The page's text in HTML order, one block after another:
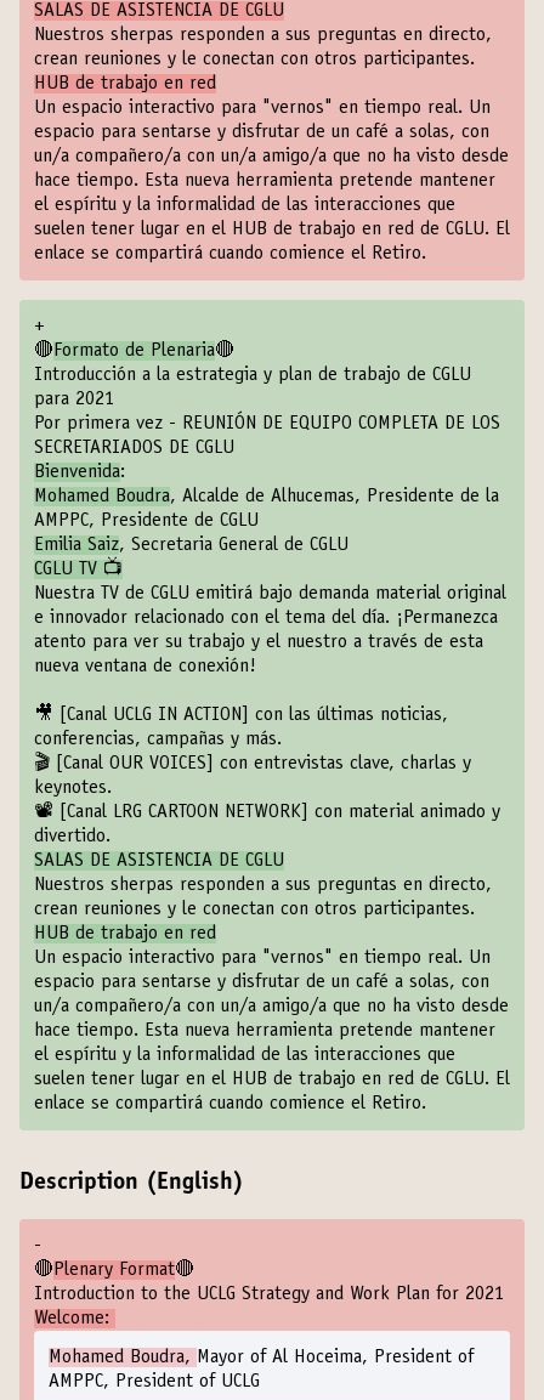
SALAS DE ASISTENCIA DE CGLU
Nuestros sherpas responden a sus preguntas en directo,
crean reuniones y le conectan con otros participantes.
HUB de trabajo en red
Un espacio interactivo para "vernos" en tiempo real. Un
espacio para sentarse y disfrutar de un café a solas, con
un/a compañero/a con un/a amigo/a que no ha visto desde
hace tiempo. Esta nueva herramienta pretende mantener
el espíritu y la informalidad de las interacciones que
suelen tener lugar en el HUB de trabajo en red de CGLU. El
enlace se compartirá cuando comience el Retiro.
+
🔴 Formato de Plenaria🔴
Introducción a la estrategia y plan de trabajo de CGLU
para 2021
Por primera vez - REUNIÓN DE EQUIPO COMPLETA DE LOS
SECRETARIADOS DE CGLU
Bienvenida:
Mohamed Boudra, Alcalde de Alhucemas, Presidente de la
AMPPC, Presidente de CGLU
Emilia Saiz, Secretaria General de CGLU
CGLU TV 📺
Nuestra TV de CGLU emitirá bajo demanda material original
e innovador relacionado con el tema del día. ¡Permanezca
atento para ver su trabajo y el nuestro a través de esta
nueva ventana de conexión!
🎥 [Canal UCLG IN ACTION]
con las últimas noticias,
conferencias, campañas y más.
🎬
[Canal OUR VOICES]
con entrevistas clave, charlas y
keynotes.
📽️
[Canal LRG CARTOON NETWORK]
con material animado y
divertido.
SALAS DE ASISTENCIA DE CGLU
Nuestros sherpas responden a sus preguntas en directo,
crean reuniones y le conectan con otros participantes.
HUB de trabajo en red
Un espacio interactivo para "vernos" en tiempo real. Un
espacio para sentarse y disfrutar de un café a solas, con
un/a compañero/a con un/a amigo/a que no ha visto desde
hace tiempo. Esta nueva herramienta pretende mantener
el espíritu y la informalidad de las interacciones que
suelen tener lugar en el HUB de trabajo en red de CGLU. El
enlace se compartirá cuando comience el Retiro.
Description (English)
-
🔴 Plenary Format🔴
Introduction to the UCLG Strategy and Work Plan for 2021
Welcome:
Mohamed Boudra, Mayor of Al Hoceima, President of
AMPPC, President of UCLG